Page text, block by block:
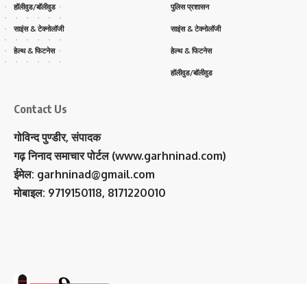
हॉलीवुड/बॉलीवुड
साइंस & टेक्नोलॉजी
हेल्थ & फिटनेस
पुलिस प्रशासन
साइंस & टेक्नोलॉजी
हेल्थ & फिटनेस
हॉलीवुड/बॉलीवुड
Contact Us
गोविन्द पुण्डीर, संपादक
गढ़ निनाद समाचार पोर्टल (www.garhninad.com)
ईमेल: garhninad@gmail.com
मोबाइल: 9719150118, 8171220010